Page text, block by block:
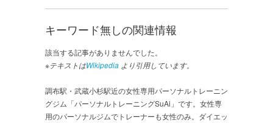
キーワード無しの関連情報
該当する記事がありませんでした。
※テキストはWikipedia より引用しています。
調布駅・武蔵小杉駅近の女性専用パーソナルトレーニン
グジム「パーソナルトレーニングSuAi」です。女性専
用のパーソナルジムでトレーナーも女性のみ。ダイエッ